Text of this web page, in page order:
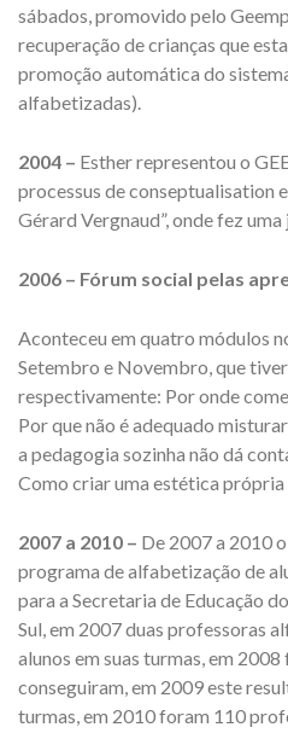
sábados, promovido pelo
recuperação de crianças que
promoção automática do
alfabetizadas).
2004 – Esther representou o
processus de conseptualisation
Gérard Vergnaud”, onde fez
2006 – Fórum social pelas
Aconteceu em quatro módulos
Setembro e Novembro, que
respectivamente: Por onde
Por que não é adequado
a pedagogia sozinha não dá
Como criar uma estética
2007 a 2010 – De 2007 a 2010
programa de alfabetização de
para a Secretaria de Educação
Sul, em 2007 duas professoras
alunos em suas turmas, em
conseguiram, em 2009 este
turmas, em 2010 foram 110